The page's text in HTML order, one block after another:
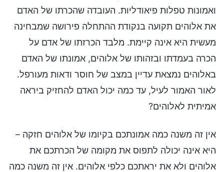
ואמונות טפלות פיאודליות. העובדה שהכרתו של האדם
את אלוהים תקועה בנקודת ההתחלה פירושה שמבחינה
מעשית היא אינה קיימת. מלבד הכרזתו של אדם על
הכרה בעמדתו ובזהותו של אלוהים, אמונתו של האדם
באלוהים נמצאת עדיין במצב של חוסר ודאות מעורפל.
לאור האמור לעיל, עד כמה יכול האדם להחזיק ביראה
אמיתית לאלוהים?
אין זה משנה כמה אמונתכם בקיומו של אלוהים חזקה –
היא אינה יכולה לתפוס את מקומה של הכרתכם את
אלוהים ולא את יראתכם כלפי אלוהים. אין זה משנה כמה